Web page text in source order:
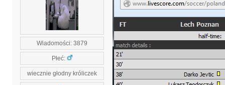
Wiadomości: 3879
Płeć:
wiecznie głodny króliczek